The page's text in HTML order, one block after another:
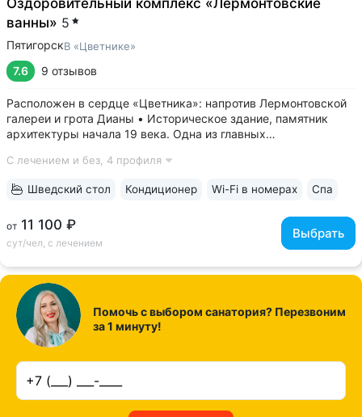
ванны» 5
ПятигорскВ «Цветнике»
7.6 9 отзывов
Расположен в сердце «Цветника»: напротив Лермонтовской
галереи и грота Дианы • Историческое здание, памятник
архитектуры начала 19 века. Одна из главных
принимал процедуры поэт М.Ю. Лермонтов. Об этом
С лечением и без, 4 профиля
от 11 100 ₽
сут/чел, с лечением
Выбрать
Шведский стол Кондиционер Wi-Fi в номерах Спа
Помочь с выбором санатория? Перезвоним
за 1 минуту!